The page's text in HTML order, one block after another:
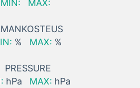
MIN:
MAX:
% MAX: %
PRESSURE
hPa MAX: hPa